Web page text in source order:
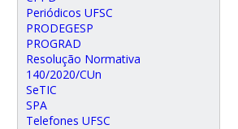
Periódicos UFSC
PRODEGESP
PROGRAD
Resolução Normativa
140/2020/CUn
SeTIC
SPA
Telefones UFSC